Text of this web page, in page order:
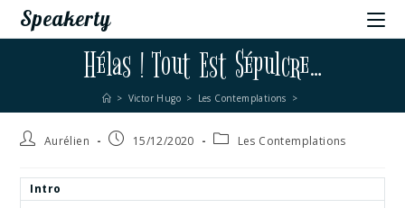
Speakerty
Hélas ! Tout Est Sépulcre…
> Victor Hugo > Les Contemplations >
Aurélien 15/12/2020 Les Contemplations
Intro